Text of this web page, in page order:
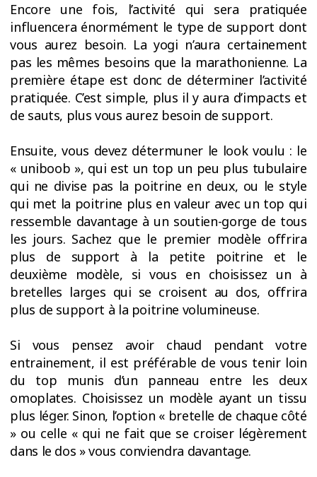
Encore une fois, l’activité qui sera pratiquée
influencera énormément le type de support dont
vous aurez besoin. La yogi n’aura certainement
pas les mêmes besoins que la marathonienne. La
première étape est donc de déterminer l’activité
pratiquée. C’est simple, plus il y aura d’impacts et
de sauts, plus vous aurez besoin de support.
Ensuite, vous devez détermuner le look voulu : le
« uniboob », qui est un top un peu plus tubulaire
qui ne divise pas la poitrine en deux, ou le style
qui met la poitrine plus en valeur avec un top qui
ressemble davantage à un soutien-gorge de tous
les jours. Sachez que le premier modèle offrira
plus de support à la petite poitrine et le
deuxième modèle, si vous en choisissez un à
bretelles larges qui se croisent au dos, offrira
plus de support à la poitrine volumineuse.
Si vous pensez avoir chaud pendant votre
entrainement, il est préférable de vous tenir loin
du top munis d’un panneau entre les deux
omoplates. Choisissez un modèle ayant un tissu
plus léger. Sinon, l’option « bretelle de chaque côté
» ou celle « qui ne fait que se croiser légèrement
dans le dos » vous conviendra davantage.